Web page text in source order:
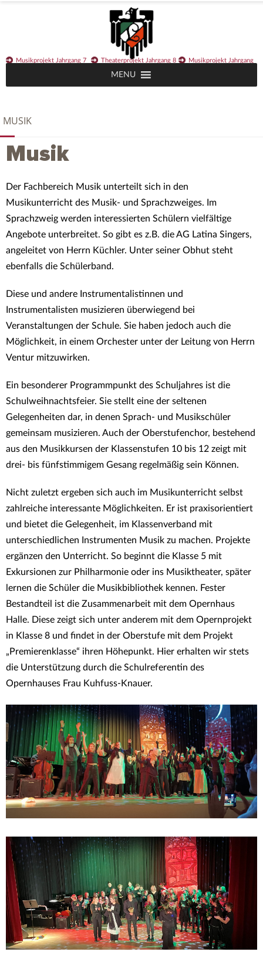
MENU
MUSIK
Musikprojekt Jahrgang 7 Theaterprojekt Jahrgang 8 Musikprojekt Jahrgang
Musik
Der Fachbereich Musik unterteilt sich in den
Musikunterricht des Musik- und Sprachzweiges. Im
Sprachzweig werden interessierten Schülern vielfältige
Angebote unterbreitet. So gibt es z.B. die AG Latina Singers,
angeleitet von Herrn Küchler. Unter seiner Obhut steht
ebenfalls die Schülerband.
Diese und andere Instrumentalistinnen und
Instrumentalisten musizieren überwiegend bei
Veranstaltungen der Schule. Sie haben jedoch auch die
Möglichkeit, in einem Orchester unter der Leitung von Herrn
Ventur mitzuwirken.
Ein besonderer Programmpunkt des Schuljahres ist die
Schulweihnachtsfeier. Sie stellt eine der seltenen
Gelegenheiten dar, in denen Sprach- und Musikschüler
gemeinsam musizieren. Auch der Oberstufenchor, bestehend
aus den Musikkursen der Klassenstufen 10 bis 12 zeigt mit
drei- bis fünfstimmigem Gesang regelmäßig sein Können.
Nicht zuletzt ergeben sich auch im Musikunterricht selbst
zahlreiche interessante Möglichkeiten. Er ist praxisorientiert
und bietet die Gelegenheit, im Klassenverband mit
unterschiedlichen Instrumenten Musik zu machen. Projekte
ergänzen den Unterricht. So beginnt die Klasse 5 mit
Exkursionen zur Philharmonie oder ins Musiktheater, später
lernen die Schüler die Musikbibliothek kennen. Fester
Bestandteil ist die Zusammenarbeit mit dem Opernhaus
Halle. Diese zeigt sich unter anderem mit dem Opernprojekt
in Klasse 8 und findet in der Oberstufe mit dem Projekt
„Premierenklasse“ ihren Höhepunkt. Hier erhalten wir stets
die Unterstützung durch die Schulreferentin des
Opernhauses Frau Kuhfuss-Knauer.
nach oben
Musikprojekt Jahrgang
7